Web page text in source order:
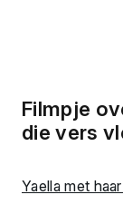
Filmpje
die vers
Yaella met